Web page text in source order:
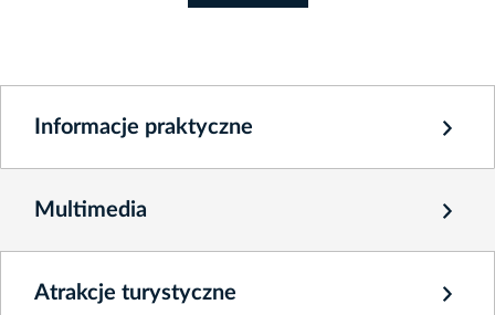
Informacje praktyczne
Multimedia
Atrakcje turystyczne